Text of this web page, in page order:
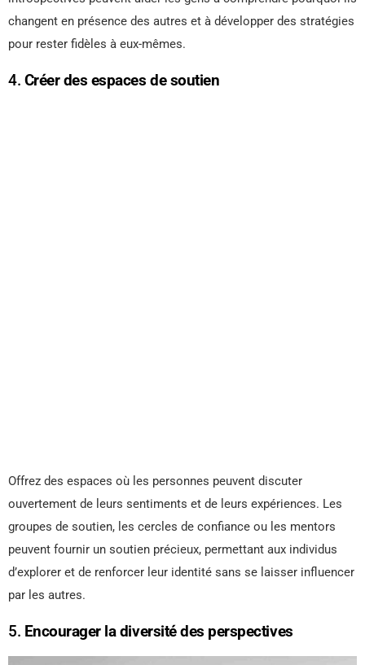
changent en présence des autres et à développer des stratégies
pour rester fidèles à eux-mêmes.
4. Créer des espaces de soutien
Offrez des espaces où les personnes peuvent discuter
ouvertement de leurs sentiments et de leurs expériences. Les
groupes de soutien, les cercles de confiance ou les mentors
peuvent fournir un soutien précieux, permettant aux individus
d’explorer et de renforcer leur identité sans se laisser influencer
par les autres.
5. Encourager la diversité des perspectives